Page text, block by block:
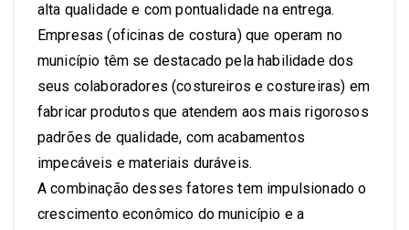
alta qualidade e com pontualidade na entrega.
Empresas (oficinas de costura) que operam no
município têm se destacado pela habilidade dos
seus colaboradores (costureiros e costureiras) em
fabricar produtos que atendem aos mais rigorosos
padrões de qualidade, com acabamentos
impecáveis e materiais duráveis.
A combinação desses fatores tem impulsionado o
crescimento econômico do município e a